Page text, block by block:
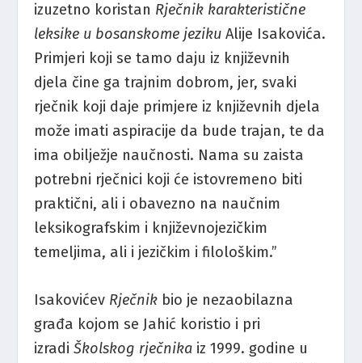
izuzetno koristan Rječnik karakteristične
leksike u bosanskome jeziku Alije Isakovića.
Primjeri koji se tamo daju iz književnih
djela čine ga trajnim dobrom, jer, svaki
rječnik koji daje primjere iz književnih djela
može imati aspiracije da bude trajan, te da
ima obilježje naučnosti. Nama su zaista
potrebni rječnici koji će istovremeno biti
praktični, ali i obavezno na naučnim
leksikografskim i književnojezičkim
temeljima, ali i jezičkim i filološkim.”
Isakovićev Rječnik bio je nezaobilazna
građa kojom se Jahić koristio i pri
izradiŠkolskog rječnika iz 1999. godine u